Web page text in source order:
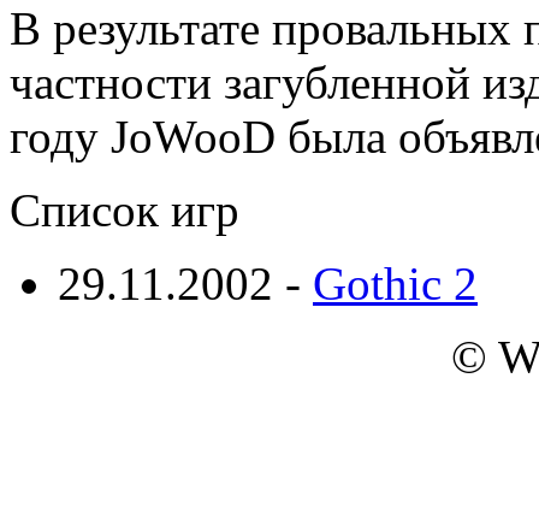
В результате
частности загубленной
году JoWooD была
Список игр
29.11.2002 - Gothic 2
©